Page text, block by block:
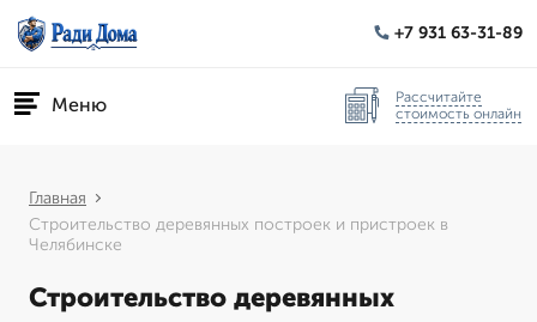
+7 931 63-31-89
Меню
Рассчитайте
стоимость онлайн
Главная
Строительство деревянных построек и пристроек в
Челябинске
Строительство деревянных